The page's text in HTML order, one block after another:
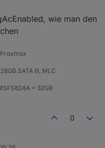
ob es bei
der Ecoflow (230V AC)
die Entladung zu
trennen ?
wie man den
SATA III, MLC
+ 32GB
0